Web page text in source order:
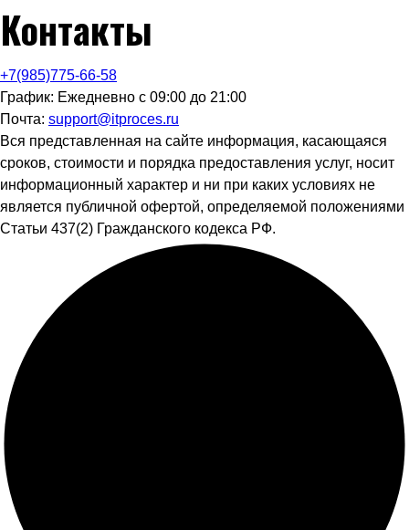
Контакты
+7(985)775-66-58
График: Ежедневно с 09:00 до 21:00
Почта: support@itproces.ru
Вся представленная на сайте информация, касающаяся
сроков, стоимости и порядка предоставления услуг, носит
информационный характер и ни при каких условиях не
является публичной офертой, определяемой положениями
Статьи 437(2) Гражданского кодекса РФ.